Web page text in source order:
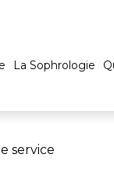
La Sophrologie
service